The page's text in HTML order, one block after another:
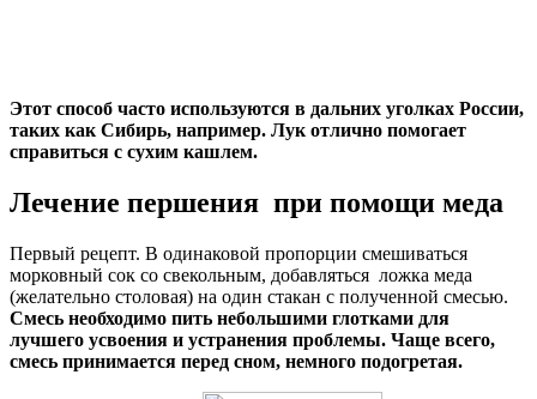
Этот способ часто используются в дальних уголках России,
таких как Сибирь, например. Лук отлично помогает
справиться с сухим кашлем.
Лечение першения при помощи меда
Первый рецепт. В одинаковой пропорции смешиваться
морковный сок со свекольным, добавляться ложка меда
(желательно столовая) на один стакан с полученной смесью.
Смесь необходимо пить небольшими глотками для
лучшего усвоения и устранения проблемы. Чаще всего,
смесь принимается перед сном, немного подогретая.